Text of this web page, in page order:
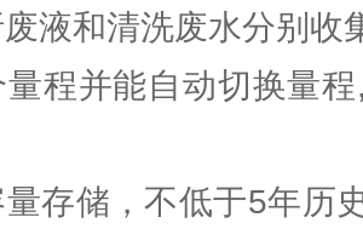
液和清洗废水分别收
程并能自动切换量
存储，不低于5年历